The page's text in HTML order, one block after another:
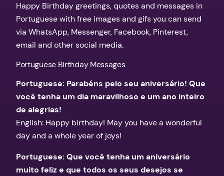
Happy Birthday greetings, quotes and messages in
Portuguese with free images and gifs you can send
via WhatsApp, Messenger, Facebook, Pinterest,
email and other social media.
Portuguese Birthday Messages
Portuguese: Parabéns pelo seu aniversário! Que
você tenha um dia maravilhoso e um ano inteiro
de alegrias!
English: Happy birthday! May you have a wonderful
day and a whole year of joys!
Portuguese: Que você tenha um aniversário
muito feliz e que todos os seus desejos se